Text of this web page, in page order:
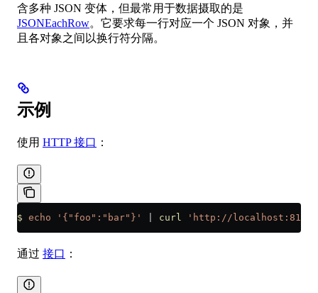
含多种 JSON 变体，但最常用于数据摄取的是
JSONEachRow。它要求每一行对应一个 JSON 对象，并
且各对象之间以换行符分隔。
示例
使用 HTTP 接口 ：
$ echo '{"foo":"bar"}' curl 'http://localhost:8123/
通过 接口 ：